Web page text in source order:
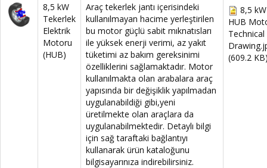
8,5 kW
Tekerlek
Elektrik
Motoru
(HUB)
Araç tekerlek jantı içerisindeki
kullanılmayan hacime yerleştirilen
bu motor güçlü sabit mıknatısları
ile yüksek enerji verimi, az yakıt
tüketimi az bakım gereksinimi
özelliklerini sağlamaktadır. Motor
kullanılmakta olan arabalara araç
yapısında bir değişiklik yapılmadan
uygulanabildiği gibi,yeni
üretilmekte olan araçlara da
uygulanabilmektedir. Detaylı bilgi
için sağ taraftaki bağlantıyı
kullanarak ürün kataloğunu
bilgisayarınıza indirebilirsiniz.
8,5 kW
HUB
Technical
(609.2